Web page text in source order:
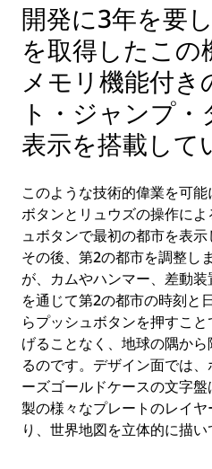
開発に3年を要
を取得したこの
メモリ機能付き
ト・ジャンプ
表示を搭載して
このような技術的偉業を可
ボタンとリュウズの操作に
ュボタンで最初の都市を表示
その後、第2の都市を調整し
が、カムやハンマー、差動
を通じて第2の都市の時刻と
らプッシュボタンを押すこ
げることなく、地球の隅か
るのです。デザイン面では
ーズゴールドケースの文字
製の様々なプレートのレイ
り、世界地図を立体的に描い